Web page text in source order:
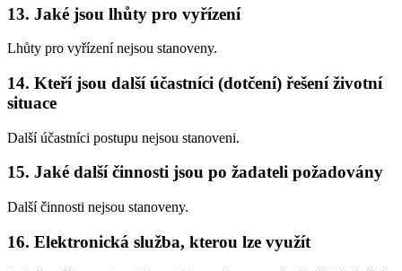
13. Jaké jsou lhůty pro vyřízení
Lhůty pro vyřízení nejsou stanoveny.
14. Kteří jsou další účastníci (dotčení) řešení životní
situace
Další účastníci postupu nejsou stanoveni.
15. Jaké další činnosti jsou po žadateli požadovány
Další činnosti nejsou stanoveny.
16. Elektronická služba, kterou lze využít